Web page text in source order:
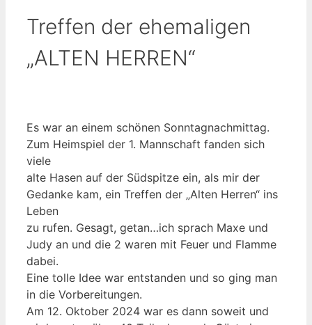
Treffen der ehemaligen
„ALTEN HERREN“
Es war an einem schönen Sonntagnachmittag.
Zum Heimspiel der 1. Mannschaft fanden sich
viele
alte Hasen auf der Südspitze ein, als mir der
Gedanke kam, ein Treffen der „Alten Herren“ ins
Leben
zu rufen. Gesagt, getan…ich sprach Maxe und
Judy an und die 2 waren mit Feuer und Flamme
dabei.
Eine tolle Idee war entstanden und so ging man
in die Vorbereitungen.
Am 12. Oktober 2024 war es dann soweit und